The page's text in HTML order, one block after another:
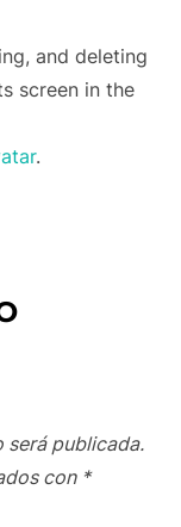
and deleting
screen in the
.
será publicada.
con *